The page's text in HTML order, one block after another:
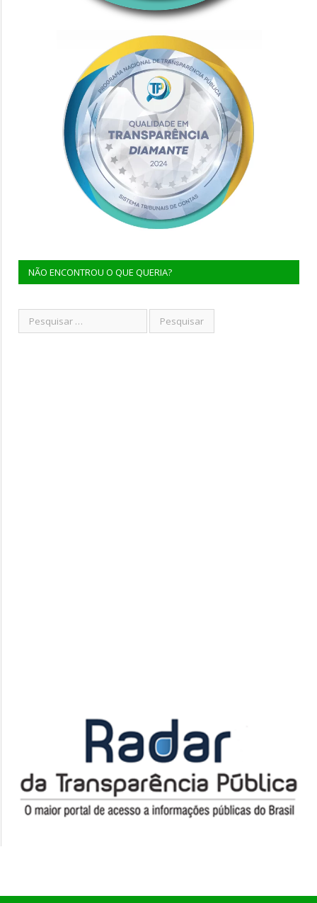
NÃO ENCONTROU O QUE QUERIA?